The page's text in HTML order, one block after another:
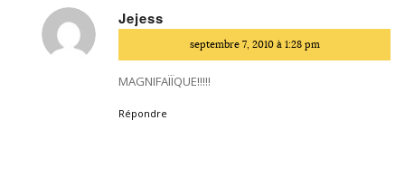
Jejess
:
septembre 7, 2010 à 1:28 pm
MAGNIFAÏÏQUE!!!!!
Répondre